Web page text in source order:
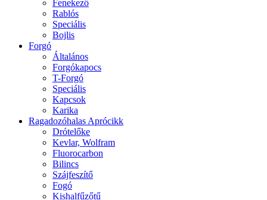
Fenekező
Rablós
Speciális
Bojlis
Forgó
Általános
Forgókapocs
T-Forgó
Speciális
Kapcsok
Karika
Ragadozóhalas Aprócikk
Drótelőke
Kevlar, Wolfram
Fluorocarbon
Bilincs
Szájfeszítő
Fogó
Kishalfűzőtű